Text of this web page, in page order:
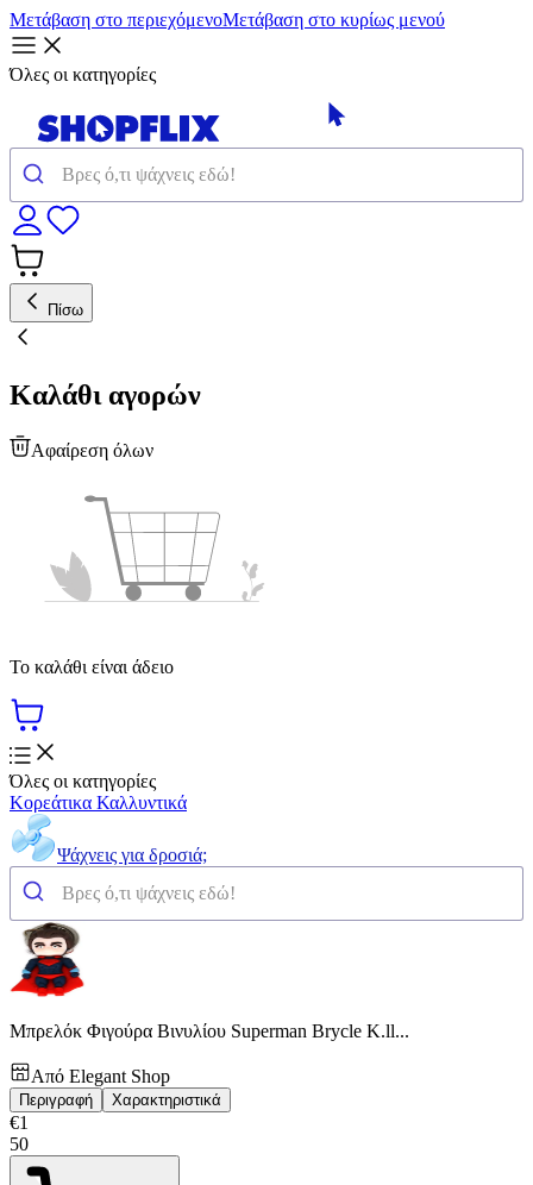
Μετάβαση στο περιεχόμενοΜετάβαση στο κυρίως μενού
Όλες οι κατηγορίες
Πίσω
Καλάθι αγορών
Αφαίρεση όλων
Το καλάθι είναι άδειο
Όλες οι κατηγορίες
Κορεάτικα Καλλυντικά
Ψάχνεις για δροσιά;
Μπρελόκ Φιγούρα Βινυλίου Superman Brycle Κ.ll...
Από Elegant Shop
Περιγραφή Χαρακτηριστικά
€1
50